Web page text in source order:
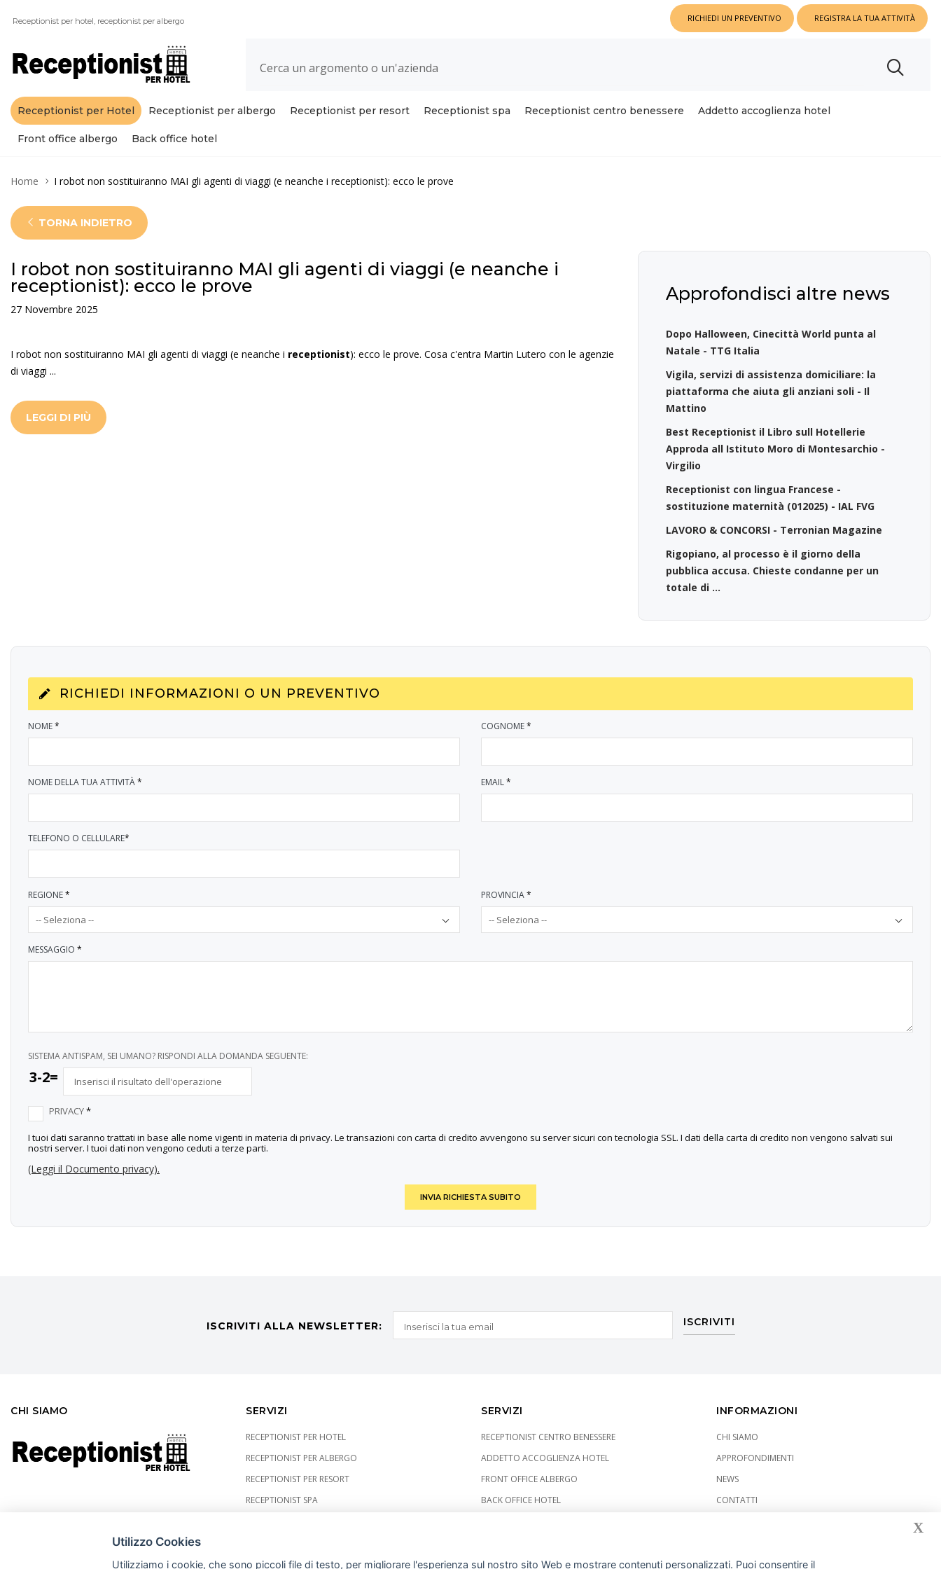
Receptionist per hotel, receptionist per albergo RICHIEDI UN PREVENTIVO REGISTRA LA TUA ATTIVITÀ
Receptionist per Hotel Receptionist per albergo Receptionist per resort Receptionist spa Receptionist centro benessere Addetto accoglienza hotel
Front office albergo Back office hotel
Home I robot non sostituiranno MAI gli agenti di viaggi (e neanche i receptionist): ecco le prove
TORNA INDIETRO
I robot non sostituiranno MAI gli agenti di viaggi (e neanche i
receptionist): ecco le prove
27 Novembre 2025
I robot non sostituiranno MAI gli agenti di viaggi (e neanche i receptionist): ecco le prove. Cosa c'entra Martin Lutero con le agenzie
di viaggi ...
LEGGI DI PIÙ
Approfondisci altre news
Dopo Halloween, Cinecittà World punta al
Natale - TTG Italia
Vigila, servizi di assistenza domiciliare: la
piattaforma che aiuta gli anziani soli - Il
Mattino
Best Receptionist il Libro sull Hotellerie
Approda all Istituto Moro di Montesarchio -
Virgilio
Receptionist con lingua Francese -
sostituzione maternità (012025) - IAL FVG
LAVORO & CONCORSI - Terronian Magazine
Rigopiano, al processo è il giorno della
pubblica accusa. Chieste condanne per un
totale di ...
RICHIEDI INFORMAZIONI O UN PREVENTIVO
NOME* COGNOME*
NOME DELLA TUA ATTIVITÀ* EMAIL*
TELEFONO O CELLULARE*
REGIONE* PROVINCIA*
MESSAGGIO *
SISTEMA ANTISPAM, SEI UMANO? RISPONDI ALLA DOMANDA SEGUENTE:
3-2=
PRIVACY*
I tuoi dati saranno trattati in base alle nome vigenti in materia di privacy. Le transazioni con carta di credito avvengono su server sicuri con tecnologia SSL. I dati della carta di credito non vengono salvati sui
nostri server. I tuoi dati non vengono ceduti a terze parti.
(Leggi il Documento privacy).
INVIA RICHIESTA SUBITO
ISCRIVITI ALLA NEWSLETTER: ISCRIVITI
CHI SIAMO SERVIZI
RECEPTIONIST PER HOTEL
RECEPTIONIST PER ALBERGO
RECEPTIONIST PER RESORT
RECEPTIONIST SPA
SERVIZI
RECEPTIONIST CENTRO BENESSERE
ADDETTO ACCOGLIENZA HOTEL
FRONT OFFICE ALBERGO
BACK OFFICE HOTEL
INFORMAZIONI
CHI SIAMO
APPROFONDIMENTI
NEWS
CONTATTI
Utilizzo Cookies
Utilizziamo i cookie, che sono piccoli file di testo, per migliorare l'esperienza sul nostro sito Web e mostrare contenuti personalizzati. Puoi consentire il
X